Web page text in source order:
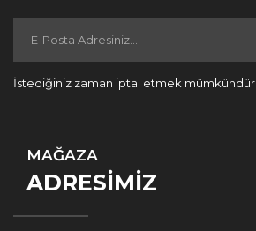
İstediğiniz zaman iptal etmek mümkündür.
MAĞAZA
ADRESİMİZ